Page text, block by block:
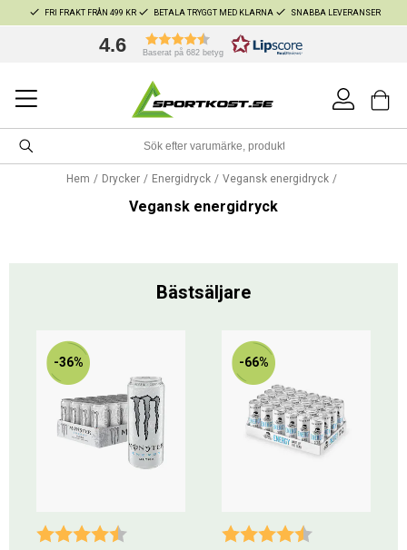
FRI FRAKT FRÅN 499 KR BETALA TRYGGT MED KLARNA SNABBA LEVERANSER
4.6 Baserat på 682 betyg
Hem Drycker Energidryck Vegansk energidryck
Vegansk energidryck
Bästsäljare
-36%
Betyg: 4.8 utav 5 stjärnor
-66%
Betyg: